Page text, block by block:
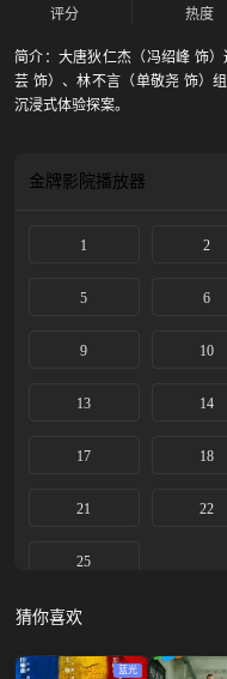
评分 热度
简介： 大唐狄仁杰（冯绍峰 饰
芸 饰）、林不言（单敬尧 饰）
沉浸式体验探案。
金牌影院播放器
1 2
5 6
9 10
13 14
17 18
21 22
25
猜你喜欢
蓝光